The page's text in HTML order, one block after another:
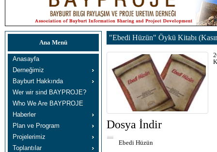
Ana Menü
Anasayfa
Derneğimiz
Bayburt Hakkında
Wer wir sind BAYPROJE?
Who We Are BAYPROJE
Haberler
Plan ve Program
Projelerimiz
Toplantılar
"Ebedi Hüzün" Öykü Kitabı
Dosya İndir
Ebedi Hüzün